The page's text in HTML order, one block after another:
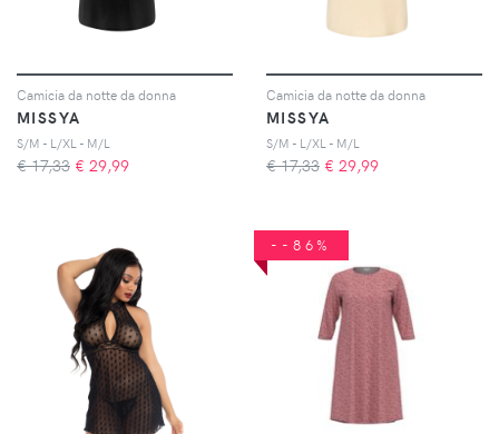
Camicia da notte da donna
MISSYA
S/M - L/XL - M/L
€ 17,33 € 29,99
Camicia da notte da donna
MISSYA
S/M - L/XL - M/L
€ 17,33 € 29,99
--86%